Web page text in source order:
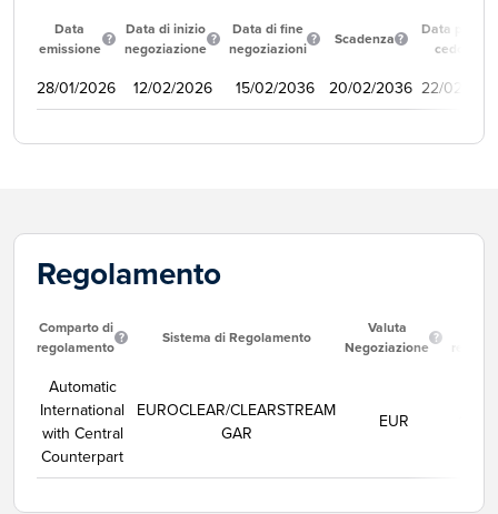
Data
emissione
Data di inizio
negoziazione
Data di fine
negoziazioni
Scadenza
Data prima
cedola
28/01/2026 12/02/2026 15/02/2036 20/02/2036 22/02/
Regolamento
Comparto di
regolamento
Sistema di Regolamento
Valuta
Negoziazione
Automatic
International
with Central
Counterpart
EUROCLEAR/CLEARSTREAM
GAR
EUR